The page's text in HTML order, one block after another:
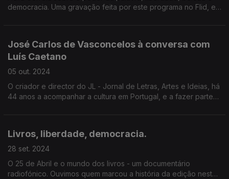
democracia. Uma gravação feita por este programa no Flid, em
José Carlos de Vasconcelos à conversa com
Luís Caetano
05 out. 2024
O criador e director do JL - Jornal de Letras, Artes e Ideias, há
44 anos a acompanhar a cultura em Portugal, e a fazer parte
Livros, liberdade, democracia.
28 set. 2024
O 25 de Abril e o mundo dos livros - um documentário
radiofónico. Ouvimos quem marcou a história da edição nestes